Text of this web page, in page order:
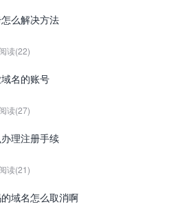
么解决方法
阅读(22)
名的账号
阅读(27)
理注册手续
阅读(21)
域名怎么取消啊